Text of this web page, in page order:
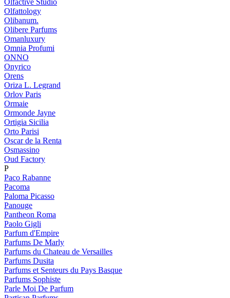
Olfactive Studio
Olfattology
Olibanum.
Olibere Parfums
Omanluxury
Omnia Profumi
ONNO
Onyrico
Orens
Oriza L. Legrand
Orlov Paris
Ormaie
Ormonde Jayne
Ortigia Sicilia
Orto Parisi
Oscar de la Renta
Osmassino
Oud Factory
P
Paco Rabanne
Pacoma
Paloma Picasso
Panouge
Pantheon Roma
Paolo Gigli
Parfum d'Empire
Parfums De Marly
Parfums du Chateau de Versailles
Parfums Dusita
Parfums et Senteurs du Pays Basque
Parfums Sophiste
Parle Moi De Parfum